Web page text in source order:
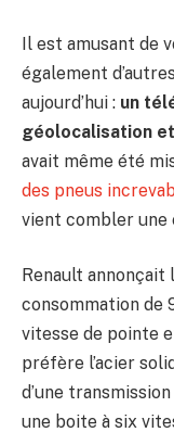
Il est amusant de
également
aujourd’hui : un
géolocalisation
avait même été
des pneus
vient combler une
Renault
consommation de
vitesse de pointe
préfère l’acier
d’une
une boite à six